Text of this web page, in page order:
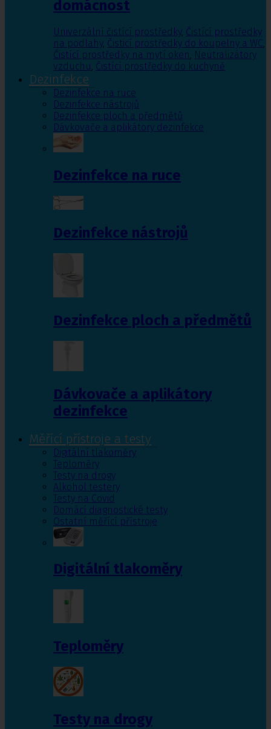
domácnost
Univerzální čistící prostředky, Čistící prostředky
na podlahy, Čisticí prostředky do koupelny a WC,
Čistící prostředky na mytí oken, Neutralizátory
vzduchu, Čistící prostředky do kuchyně
Dezinfekce
Dezinfekce na ruce
Dezinfekce nástrojů
Dezinfekce ploch a předmětů
Dávkovače a aplikátory dezinfekce
Dezinfekce na ruce
Dezinfekce nástrojů
Dezinfekce ploch a předmětů
Dávkovače a aplikátory
dezinfekce
Měřící přístroje a testy
Digitální tlakoměry
Teploměry
Testy na drogy
Alkohol testery
Testy na Covid
Domácí diagnostické testy
Ostatní měřící přístroje
Digitální tlakoměry
Teploměry
Testy na drogy